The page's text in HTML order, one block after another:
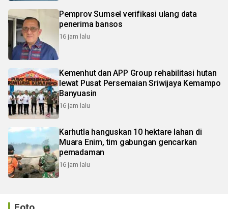
Pemprov Sumsel verifikasi ulang data
penerima bansos
16 jam lalu
Kemenhut dan APP Group rehabilitasi hutan
lewat Pusat Persemaian Sriwijaya Kemampo
Banyuasin
16 jam lalu
Karhutla hanguskan 10 hektare lahan di
Muara Enim, tim gabungan gencarkan
pemadaman
16 jam lalu